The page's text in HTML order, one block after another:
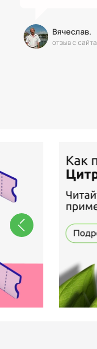
Вячеслав.
отзыв с сайта